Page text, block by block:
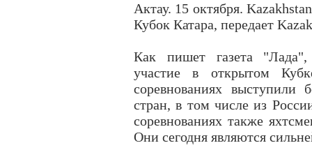
Актау. 15 октября.
Кубок Катара, передает
Как пишет газета "Лада",
участие в открытом
соревнованиях выступили
стран, в том числе из
соревнованиях также
Они сегодня являются